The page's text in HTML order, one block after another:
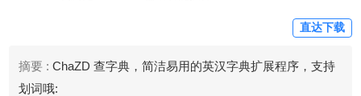
直达下载
摘要 : ChaZD 查字典，简洁易用的英汉字典扩展程序，支持
划词哦: